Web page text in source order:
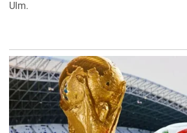
Ulm.